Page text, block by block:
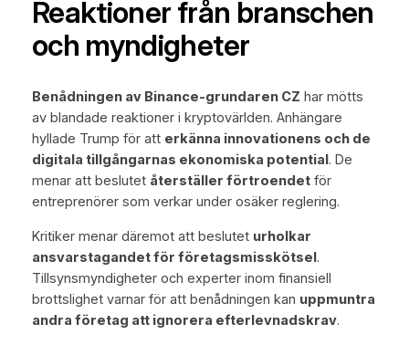
Reaktioner från branschen
och myndigheter
Benådningen av Binance-grundaren CZ har mötts
av blandade reaktioner i kryptovärlden. Anhängare
hyllade Trump för att erkänna innovationens och de
digitala tillgångarnas ekonomiska potential. De
menar att beslutet återställer förtroendetför
entreprenörer som verkar under osäker reglering.
Kritiker menar däremot att beslutet urholkar
ansvarstagandet för företagsmisskötsel.
Tillsynsmyndigheter och experter inom finansiell
brottslighet varnar för att benådningen kan uppmuntra
andra företag att ignorera efterlevnadskrav.